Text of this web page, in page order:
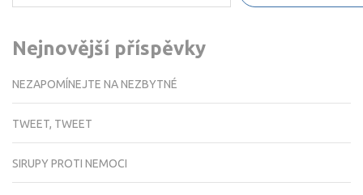
Nejnovější příspěvky
NEZAPOMÍNEJTE NA NEZBYTNÉ
TWEET, TWEET
SIRUPY PROTI NEMOCI